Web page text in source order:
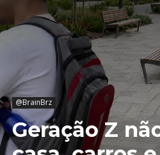
@BrainBrz
Geração Z